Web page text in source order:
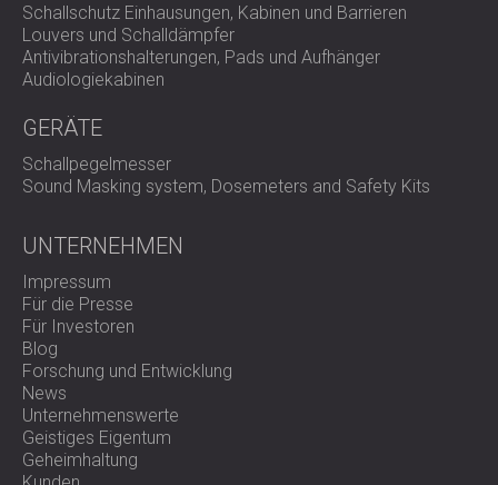
Schallschutz Einhausungen, Kabinen und Barrieren
Louvers und Schalldämpfer
Antivibrationshalterungen, Pads und Aufhänger
Audiologiekabinen
GERÄTE
Schallpegelmesser
Sound Masking system, Dosemeters and Safety Kits
UNTERNEHMEN
Impressum
Für die Presse
Für Investoren
Blog
Forschung und Entwicklung
News
Unternehmenswerte
Geistiges Eigentum
Geheimhaltung